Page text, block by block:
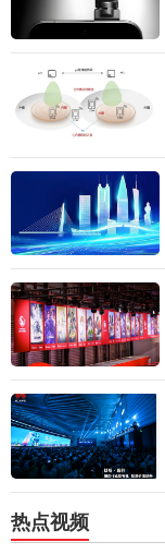
热点视频